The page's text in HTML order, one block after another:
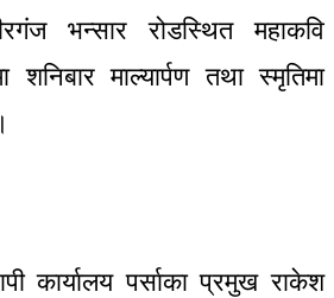
भन्सार रोडस्थित महाकवि
शनिबार माल्यार्पण तथा स्मृतिमा
कार्यालय पर्साका प्रमुख राकेश